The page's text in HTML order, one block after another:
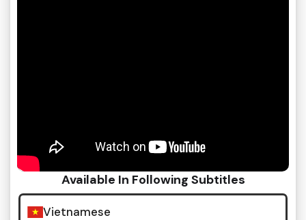
Available In Following Subtitles
Vietnamese